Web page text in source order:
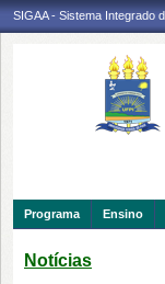
SIGAA - Sistema Integrado
Programa Ensino
Notícias